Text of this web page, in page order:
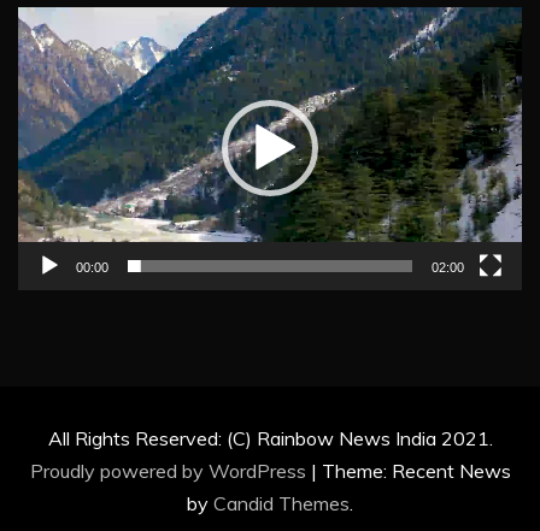
Video
Player
00:00 02:00
All Rights Reserved: (C) Rainbow News India 2021.
Proudly powered by WordPress | Theme: Recent News
by Candid Themes